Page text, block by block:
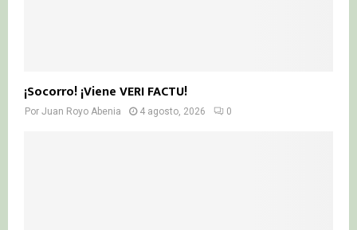
¡Socorro! ¡Viene VERI FACTU!
Por Juan Royo Abenia 4 agosto, 2026 0